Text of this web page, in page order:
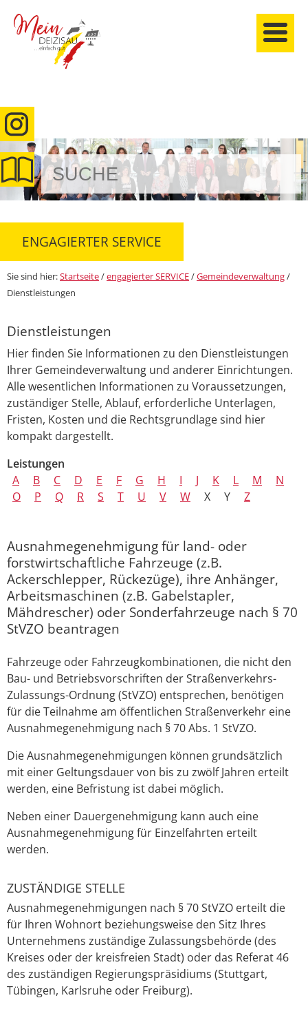
anmelden
ENGAGIERTER SERVICE
Sie sind hier:Startseite/engagierter SERVICE/Gemeindeverwaltung/
Dienstleistungen
Dienstleistungen
Hier finden Sie Informationen zu den Dienstleistungen
Ihrer Gemeindeverwaltung und anderer Einrichtungen.
Alle wesentlichen Informationen zu Voraussetzungen,
zuständiger Stelle, Ablauf, erforderliche Unterlagen,
Fristen, Kosten und die Rechtsgrundlage sind hier
kompakt dargestellt.
Leistungen
A
B C D E F G H I J K L M
N
O
P Q R S T U V W X Y Z
Ausnahmegenehmigung für land- oder
forstwirtschaftliche Fahrzeuge (z.B.
Ackerschlepper, Rückezüge), ihre Anhänger,
Arbeitsmaschinen (z.B. Gabelstapler,
Mähdrescher) oder Sonderfahrzeuge nach § 70
StVZO beantragen
Fahrzeuge oder Fahrzeugkombinationen, die nicht den
Bau- und Betriebsvorschriften der Straßenverkehrs-
Zulassungs-Ordnung (StVZO) entsprechen, benötigen
für die Teilnahme am öffentlichen Straßenverkehr eine
Ausnahmegenehmigung nach § 70 Abs. 1 StVZO.
Die Ausnahmegenehmigungen können grundsätzlich
mit einer Geltungsdauer von bis zu zwölf Jahren erteilt
werden, eine Befristung ist dabei möglich.
Neben einer Dauergenehmigung kann auch eine
Ausnahmegenehmigung für Einzelfahrten erteilt
werden.
ZUSTÄNDIGE STELLE
Ausnahmegenehmigungen nach § 70 StVZO erteilt die
für Ihren Wohnort beziehungsweise den Sitz Ihres
Unternehmens zuständige Zulassungsbehörde (des
Kreises oder der kreisfreien Stadt) oder das Referat 46
des zuständigen Regierungspräsidiums (Stuttgart,
Tübingen, Karlsruhe oder Freiburg).